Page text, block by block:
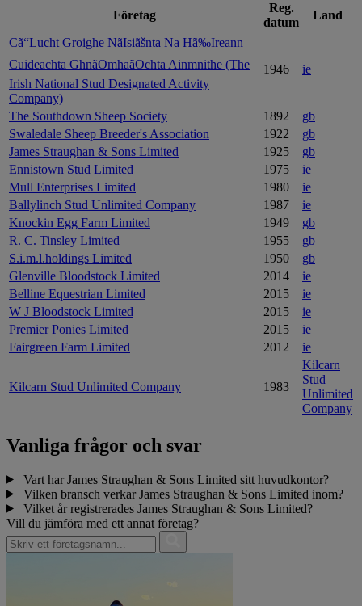
Företag
Reg.
datum
Land
Cã“Lucht Groighe NãIsiãšnta Na Hã‰Ireann
Cuideachta GhnãOmhaãOchta Ainmnithe (The
Irish National Stud Designated Activity
Company)
1946 ie
The Southdown Sheep Society 1892
gb
Swaledale Sheep Breeder's Association
1922
gb
James Straughan & Sons Limited
1925
gb
Ennistown Stud Limited
1975
ie
Mull Enterprises Limited
1980
ie
Ballylinch Stud Unlimited Company
1987
ie
Knockin Egg Farm Limited
1949
gb
R. C. Tinsley Limited
1955
gb
S.i.m.l.holdings Limited
1950
gb
Glenville Bloodstock Limited
2014
ie
Belline Equestrian Limited
2015
ie
W J Bloodstock Limited
2015
ie
Premier Ponies Limited
2015
ie
Fairgreen Farm Limited
2012 ie
Kilcarn Stud Unlimited Company 1983
Kilcarn
Stud
Unlimited
Company
Vanliga frågor och svar
Vart har James Straughan & Sons Limited sitt huvudkontor?
Vilken bransch verkar James Straughan & Sons Limited inom?
Vilket år registrerades James Straughan & Sons Limited?
Vill du jämföra med ett annat företag?